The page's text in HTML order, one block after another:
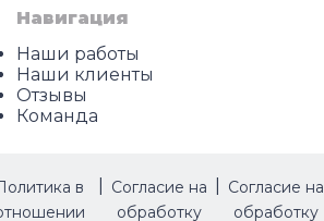
Навигация
Наши работы
Наши клиенты
Отзывы
Команда
в
Согласие на
обработку
Согласие на
обработку